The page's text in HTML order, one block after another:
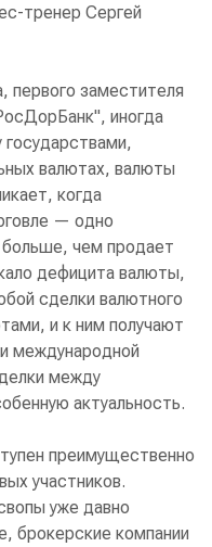
тренер Сергей
первого заместителя
иногда
валютах, валюты
когда
— одно
больше, чем продает
дефицита валюты,
сделки валютного
и к ним получают
международной
между
актуальность.
преимущественно
участников.
уже давно
брокерские компании